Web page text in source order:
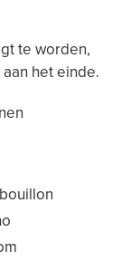
te worden,
het einde.